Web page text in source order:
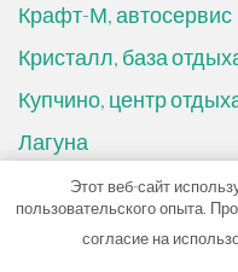
Крафт-М, автосервис
Кристалл, база
Купчино, центр
Лагуна
Лагуна, сауна
Лада-
Этот веб-сайт
пользовательского опыта.
согласие на